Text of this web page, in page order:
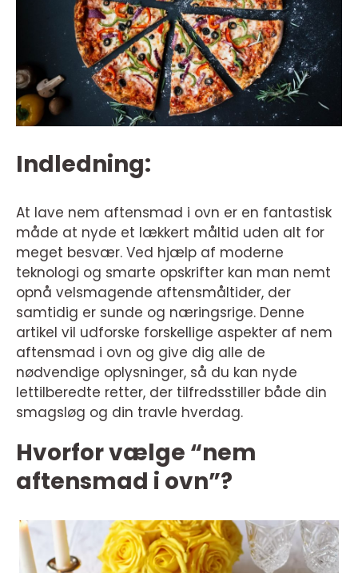
Indledning:
At lave nem aftensmad i ovn er en fantastisk
måde at nyde et lækkert måltid uden alt for
meget besvær. Ved hjælp af moderne
teknologi og smarte opskrifter kan man nemt
opnå velsmagende aftensmåltider, der
samtidig er sunde og næringsrige. Denne
artikel vil udforske forskellige aspekter af nem
aftensmad i ovn og give dig alle de
nødvendige oplysninger, så du kan nyde
lettilberedte retter, der tilfredsstiller både din
smagsløg og din travle hverdag.
Hvorfor vælge “nem
aftensmad i ovn”?